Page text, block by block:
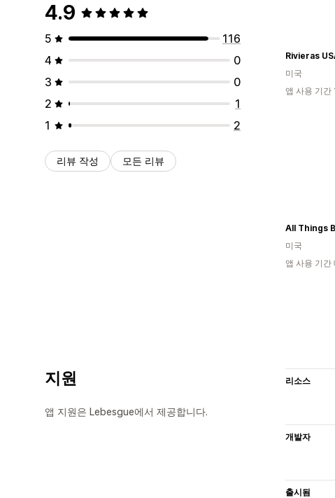
4.9
5
116
4
0
3
0
2
1
1
2
리뷰 작성 모든 리뷰
Rivieras
미국
앱 사용 기간
All Things
미국
앱 사용 기간
지원
앱 지원은 Lebesgue에서 제공합니다.
리소스
개발자
출시됨